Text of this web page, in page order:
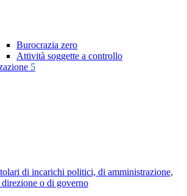
Burocrazia zero
Attività soggette a controllo
5
di incarichi politici, di amministrazione,
o di governo